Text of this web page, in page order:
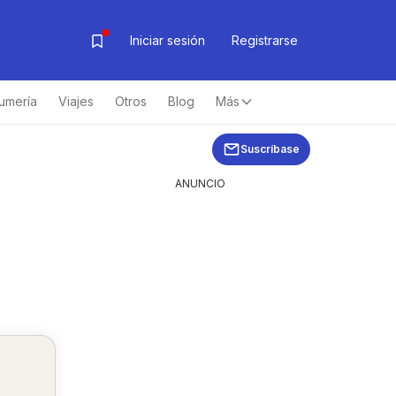
Iniciar sesión Registrarse
Viajes Otros Blog Más
Suscríbase
ANUNCIO